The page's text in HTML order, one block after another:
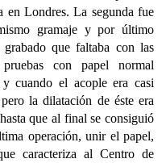
en Londres. La segunda fue
gramaje y por último
que faltaba con las
con papel normal
cuando el acople era casi
la dilatación de éste era
que al final se consiguió
operación, unir el papel,
caracteriza al Centro de